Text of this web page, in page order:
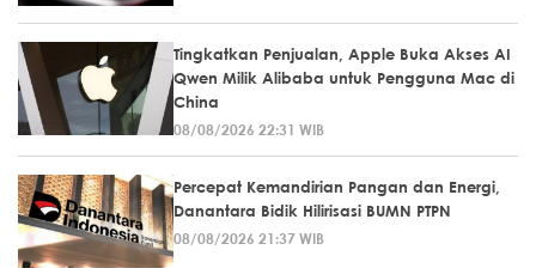
Tingkatkan Penjualan, Apple Buka Akses AI
Qwen Milik Alibaba untuk Pengguna Mac di
China
08/08/2026 22:31 WIB
Percepat Kemandirian Pangan dan Energi,
Danantara Bidik Hilirisasi BUMN PTPN
08/08/2026 21:37 WIB